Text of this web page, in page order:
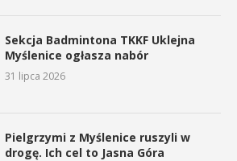
Sekcja Badmintona TKKF Uklejna
Myślenice ogłasza nabór
31 lipca 2026
Pielgrzymi z Myślenice ruszyli w
drogę. Ich cel to Jasna Góra